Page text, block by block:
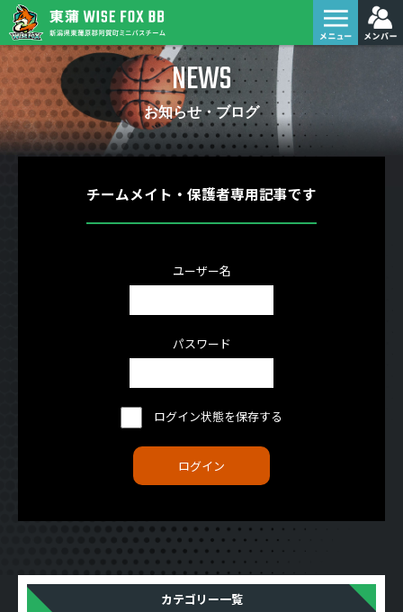
NEWS
お知らせ・ブログ
チームメイト・保護者専用記事です
ユーザー名
パスワード
ログイン状態を保存する
カテゴリー一覧